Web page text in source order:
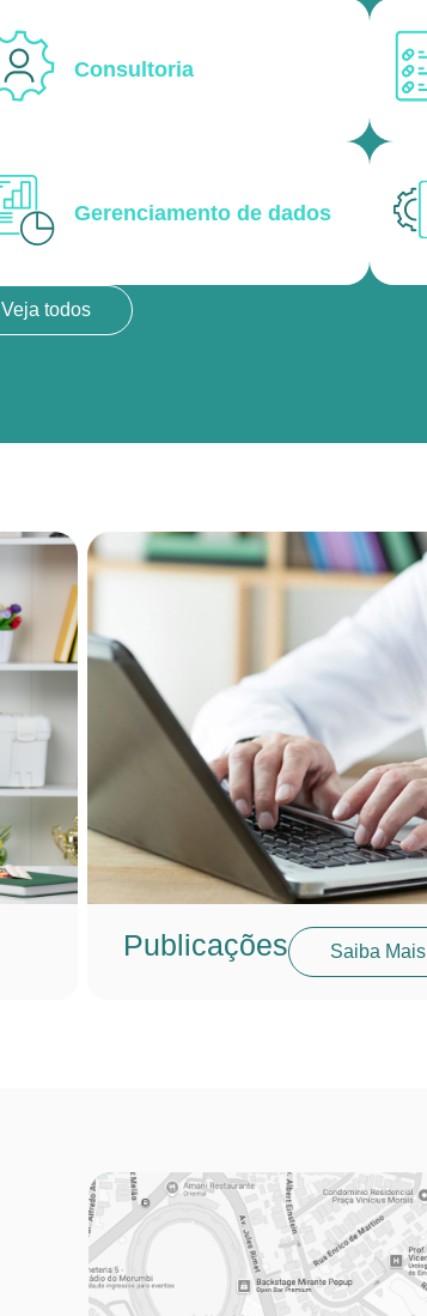
Consultoria
Gerenciamento de dados
Veja todos
Publicações Saiba Mais